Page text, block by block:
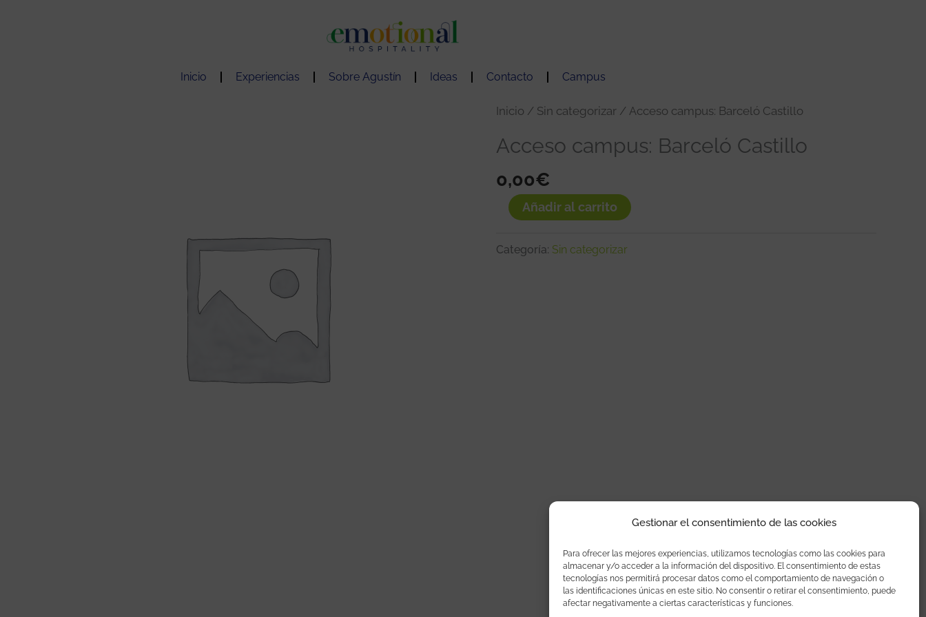
Gestionar el consentimiento de las cookies
Para ofrecer las mejores experiencias, utilizamos tecnologías como las cookies para
almacenar y/o acceder a la información del dispositivo. El consentimiento de estas
tecnologías nos permitirá procesar datos como el comportamiento de navegación o
las identificaciones únicas en este sitio. No consentir o retirar el consentimiento, puede
afectar negativamente a ciertas características y funciones.
Inicio Experiencias Sobre Agustín Ideas Contacto Campus
Inicio / Sin categorizar / Acceso campus: Barceló Castillo
Acceso campus: Barceló Castillo
0,00€
Acceso
Barceló
Castillo
cantidad
Añadir al carrito
Categoría: Sin categorizar